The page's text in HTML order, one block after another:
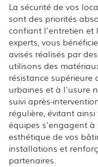
La sécurité de vos
sont des priorités
confiant l'entretien et
experts, vous
avisés réalisés par
utilisons des
résistance
urbaines et à l'usure
suivi après-
régulière, évitant
équipes s'engagent
esthétique de vos
installations et
partenaires.